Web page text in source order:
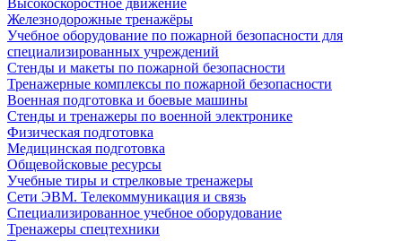
Высокоскоростное движение
Железнодорожные тренажёры
Учебное оборудование по пожарной безопасности для
специализированных учреждений
Стенды и макеты по пожарной безопасности
Тренажерные комплексы по пожарной безопасности
Военная подготовка и боевые машины
Стенды и тренажеры по военной электронике
Физическая подготовка
Медицинская подготовка
Общевойсковые ресурсы
Учебные тиры и стрелковые тренажеры
Сети ЭВМ. Телекоммуникация и связь
Специализированное учебное оборудование
Тренажеры спецтехники